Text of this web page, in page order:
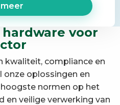
voor
kwaliteit, compliance en
onze oplossingen en
normen op het
en veilige verwerking van